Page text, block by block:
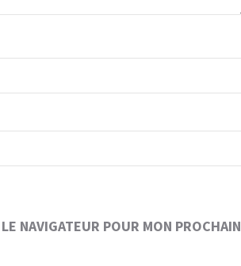
NAVIGATEUR POUR MON PROCHAIN